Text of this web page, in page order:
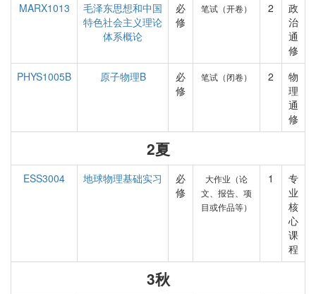
MARX1013
毛泽东思想和中国
特色社会主义理论
体系概论
必
修
笔试（开卷） 2
政
治
通
修
PHYS1005B
原子物理B
必
修
笔试（闭卷） 2
物
理
通
修
2夏
ESS3004 地球物理基础实习
必
修
大作业（论
文、报告、项
目或作品等）
1
专
业
核
心
课
程
3秋